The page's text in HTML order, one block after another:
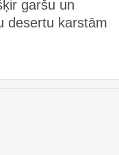
garšu un
desertu karstām